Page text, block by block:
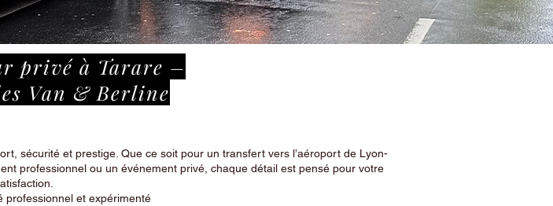
privé à Tarare –
Van & Berline
sécurité et prestige. Que ce soit pour un transfert vers l’aéroport de Lyon-
professionnel ou un événement privé, chaque détail est pensé pour votre
et expérimenté